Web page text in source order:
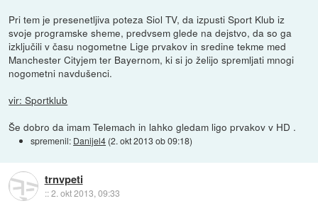
Pri tem je presenetljiva poteza Siol TV, da izpusti Sport Klub iz
svoje programske sheme, predvsem glede na dejstvo, da so ga
izključili v času nogometne Lige prvakov in sredine tekme med
Manchester Cityjem ter Bayernom, ki si jo želijo spremljati mnogi
nogometni navdušenci.
vir: Sportklub
Še dobro da imam Telemach in lahko gledam ligo prvakov v HD .
spremenil: Danijel4 (2. okt 2013 ob 09:18)
trnvpeti
::2. okt 2013, 09:33